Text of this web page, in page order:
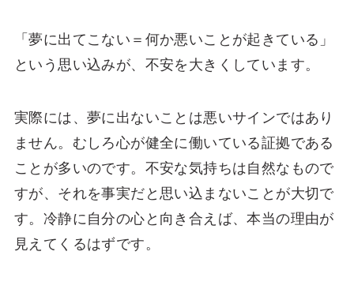
「夢に出てこない＝何か悪いことが起きている」
という思い込みが、不安を大きくしています。
実際には、夢に出ないことは悪いサインではあり
ません。むしろ心が健全に働いている証拠である
ことが多いのです。不安な気持ちは自然なもので
すが、それを事実だと思い込まないことが大切で
す。冷静に自分の心と向き合えば、本当の理由が
見えてくるはずです。